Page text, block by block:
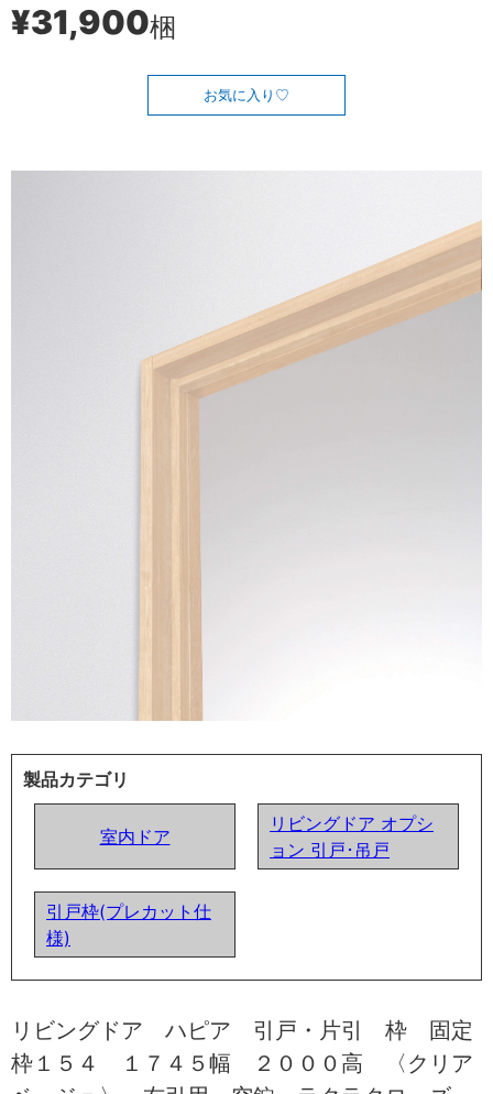
¥31,900梱
お気に入り
製品カテゴリ
室内ドア
リビングドア オプシ
ョン 引戸･吊戸
引戸枠(プレカット仕
様)
リビングドア ハピア 引戸・片引 枠 固定
枠１５４ １７４５幅 ２０００高 〈クリア